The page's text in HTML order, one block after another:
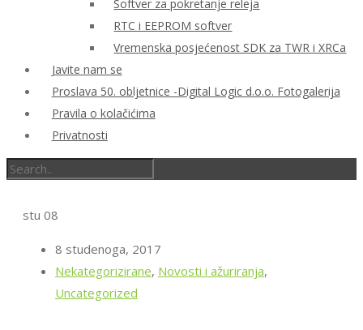
Softver za pokretanje releja
RTC i EEPROM softver
Vremenska posjećenost SDK za TWR i XRCa
Javite nam se
Proslava 50. obljetnice -Digital Logic d.o.o. Fotogalerija
Pravila o kolačićima
Privatnosti
stu 08
8 studenoga, 2017
Nekategorizirane, Novosti i ažuriranja,
Uncategorized